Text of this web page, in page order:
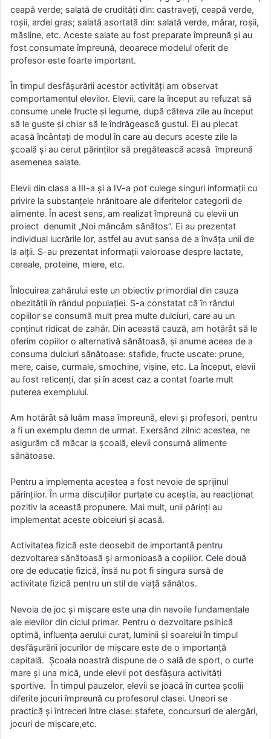
ceapă verde; salată de crudități din: castraveți, ceapă verde,
roșii, ardei gras; salată asortată din: salată verde, mărar, roșii,
măsline, etc. Aceste salate au fost preparate împreună și au
fost consumate împreună, deoarece modelul oferit de
profesor este foarte important.
În timpul desfășurării acestor activități am observat
comportamentul elevilor. Elevii, care la început au refuzat să
consume unele fructe și legume, după câteva zile au început
să le guste și chiar să le îndrăgească gustul. Ei au plecat
acasă încântați de modul în care au decurs aceste zile la
școală și au cerut părinților să pregătească acasă împreună
asemenea salate.
Elevii din clasa a III-a și a IV-a pot culege singuri informații cu
privire la substanțele hrănitoare ale diferitelor categorii de
alimente. În acest sens, am realizat împreună cu elevii un
proiect denumit „Noi mâncăm sănătos”. Ei au prezentat
individual lucrările lor, astfel au avut șansa de a învăța unii de
la alții. S-au prezentat informații valoroase despre lactate,
cereale, proteine, miere, etc.
Înlocuirea zahărului este un obiectiv primordial din cauza
obezității în rândul populației. S-a constatat că în rândul
copiilor se consumă mult prea multe dulciuri, care au un
conținut ridicat de zahăr. Din această cauză, am hotărât să le
oferim copiilor o alternativă sănătoasă, și anume aceea de a
consuma dulciuri sănătoase: stafide, fructe uscate: prune,
mere, caise, curmale, smochine, vișine, etc. La început, elevii
au fost reticenți, dar și în acest caz a contat foarte mult
puterea exemplului.
Am hotărât să luăm masa împreună, elevi și profesori, pentru
a fi un exemplu demn de urmat. Exersând zilnic acestea, ne
asigurăm că măcar la școală, elevii consumă alimente
sănătoase.
Pentru a implementa acestea a fost nevoie de sprijinul
părinților. În urma discuțiilor purtate cu aceștia, au reacționat
pozitiv la această propunere. Mai mult, unii părinți au
implementat aceste obiceiuri și acasă.
Activitatea fizică este deosebit de importantă pentru
dezvoltarea sănătoasă și armonioasă a copiilor. Cele două
ore de educație fizică, însă nu pot fi singura sursă de
activitate fizică pentru un stil de viață sănătos.
Nevoia de joc și mișcare este una din nevoile fundamentale
ale elevilor din ciclul primar. Pentru o dezvoltare psihică
optimă, influența aerului curat, luminii și soarelui în timpul
desfășurării jocurilor de mișcare este de o importanță
capitală. Școala noastră dispune de o sală de sport, o curte
mare și una mică, unde elevii pot desfășura activități
sportive. În timpul pauzelor, elevii se joacă în curtea școlii
diferite jocuri împreună cu profesorul clasei. Uneori se
practică și întreceri între clase: ștafete, concursuri de alergări,
jocuri de mișcare,etc.